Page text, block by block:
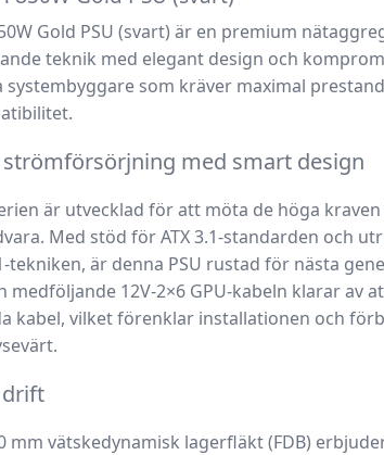
Gold PSU (svart) är en premium
teknik med elegant design och
som kräver maximal
med smart design
är utvecklad för att möta de höga
Med stöd för ATX 3.1-standarden och
tekniken, är denna PSU rustad för nästa
medföljande 12V-2×6 GPU-kabeln klarar av
kabel, vilket förenklar installationen och
drift
mm vätskedynamisk lagerfläkt (FDB)